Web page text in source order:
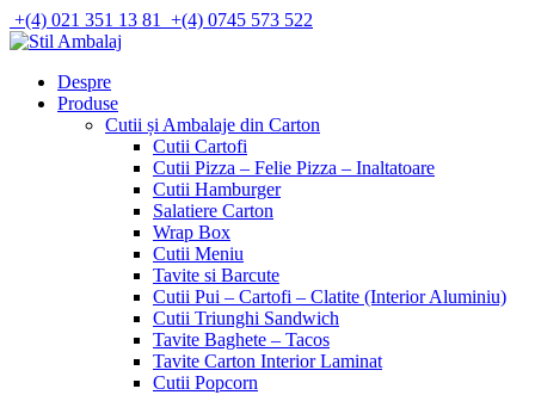
Skip
to
+(4) 021 351 13 81 +(4) 0745 573 522
Despre
Produse
Cutii și Ambalaje din Carton
Cutii Cartofi
Cutii Pizza – Felie Pizza – Inaltatoare
Cutii Hamburger
Salatiere Carton
Wrap Box
Cutii Meniu
Tavite si Barcute
Cutii Pui – Cartofi – Clatite (Interior Aluminiu)
Cutii Triunghi Sandwich
Tavite Baghete – Tacos
Tavite Carton Interior Laminat
Cutii Popcorn